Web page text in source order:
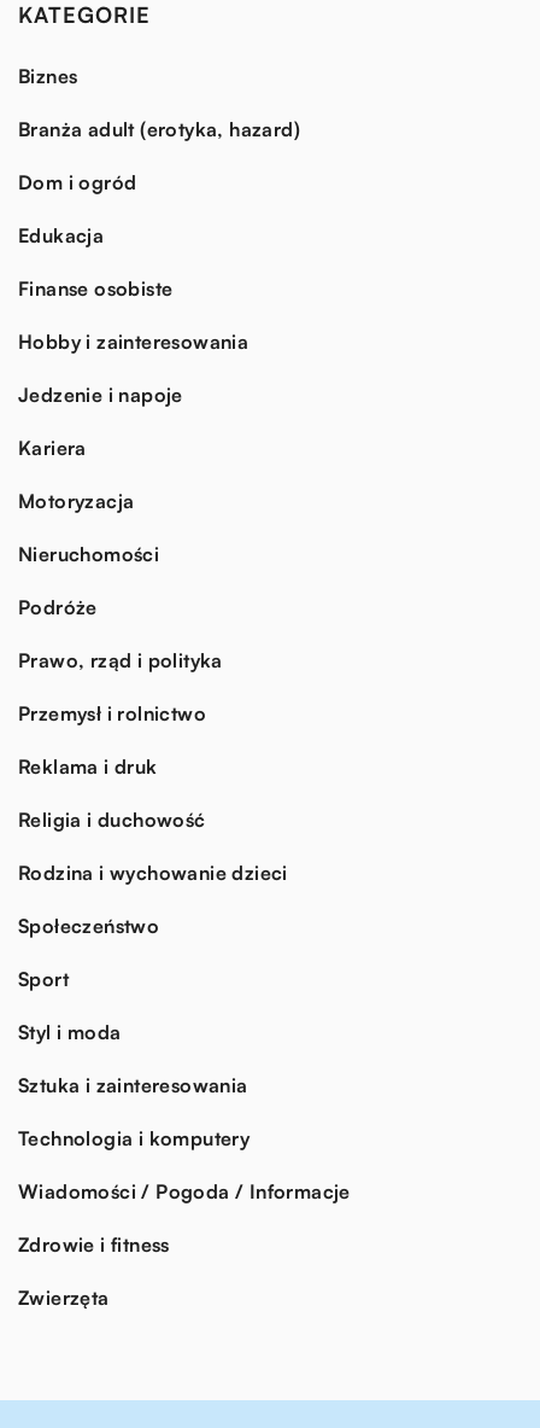
KATEGORIE
Biznes
Branża adult (erotyka, hazard)
Dom i ogród
Edukacja
Finanse osobiste
Hobby i zainteresowania
Jedzenie i napoje
Kariera
Motoryzacja
Nieruchomości
Podróże
Prawo, rząd i polityka
Przemysł i rolnictwo
Reklama i druk
Religia i duchowość
Rodzina i wychowanie dzieci
Społeczeństwo
Sport
Styl i moda
Sztuka i zainteresowania
Technologia i komputery
Wiadomości / Pogoda / Informacje
Zdrowie i fitness
Zwierzęta